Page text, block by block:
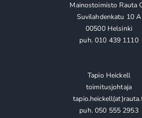
Mainostoimisto Rauta
Suvilahdenkatu 10 A
00500 Helsinki
puh. 010 439 1110
Tapio Heickell
toimitusjohtaja
puh. 050 555 2953